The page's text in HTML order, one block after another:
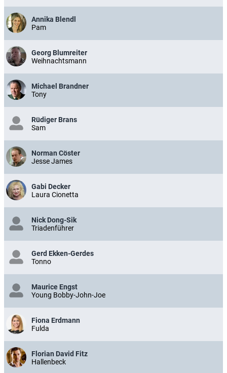
Annika Blendl
Pam
Georg Blumreiter
Weihnachtsmann
Michael Brandner
Tony
Rüdiger Brans
Sam
Norman Cöster
Jesse James
Gabi Decker
Laura Cionetta
Nick Dong-Sik
Triadenführer
Gerd Ekken-Gerdes
Tonno
Maurice Engst
Young Bobby-John-Joe
Fiona Erdmann
Fulda
Florian David Fitz
Hallenbeck